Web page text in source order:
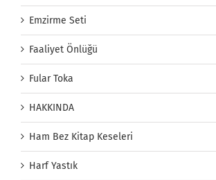
Emzirme Seti
Faaliyet Önlüğü
Fular Toka
HAKKINDA
Ham Bez Kitap Keseleri
Harf Yastık